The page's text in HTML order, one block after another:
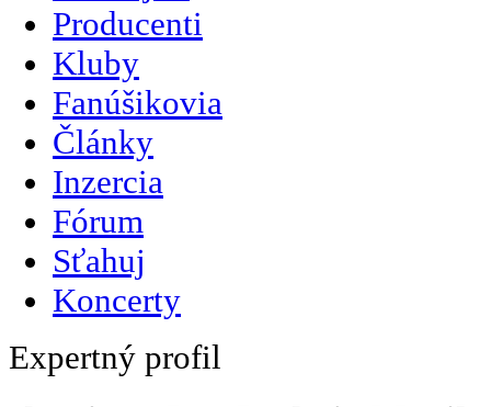
Producenti
Kluby
Fanúšikovia
Články
Inzercia
Fórum
Sťahuj
Koncerty
Expertný profil